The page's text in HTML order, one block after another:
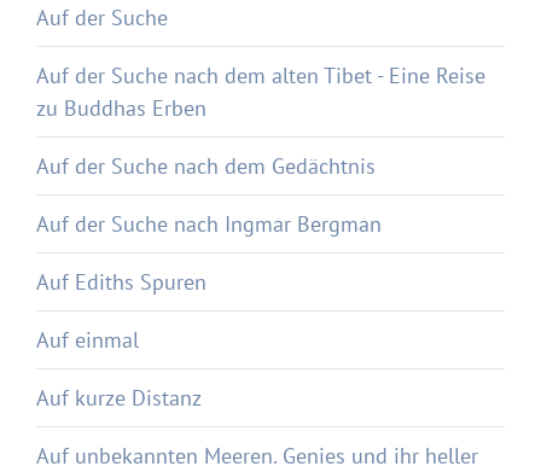
Auf der Suche
Auf der Suche nach dem alten Tibet - Eine Reise
zu Buddhas Erben
Auf der Suche nach dem Gedächtnis
Auf der Suche nach Ingmar Bergman
Auf Ediths Spuren
Auf einmal
Auf kurze Distanz
Auf unbekannten Meeren. Genies und ihr heller